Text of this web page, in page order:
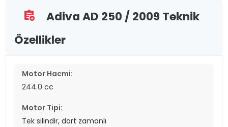
assignment_add
Adiva AD 250 / 2009 Teknik
Özellikler
Motor Hacmi:
244.0 cc
Motor Tipi:
Tek silindir, dört zamanlı